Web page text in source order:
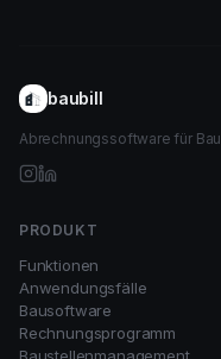
baubill
Abrechnungssoftware für
PRODUKT
Funktionen
Anwendungsfälle
Bausoftware
Rechnungsprogramm